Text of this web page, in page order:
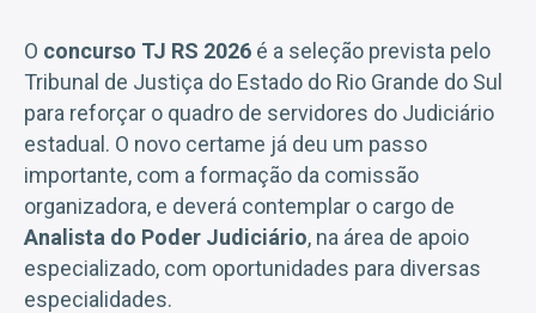
O concurso TJ RS 2026 é a seleção prevista pelo
Tribunal de Justiça do Estado do Rio Grande do Sul
para reforçar o quadro de servidores do Judiciário
estadual. O novo certame já deu um passo
importante, com a formação da comissão
organizadora, e deverá contemplar o cargo de
Analista do Poder Judiciário, na área de apoio
especializado, com oportunidades para diversas
especialidades.